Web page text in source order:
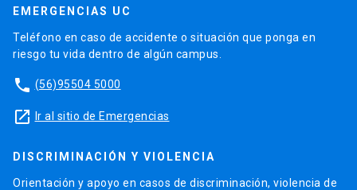
EMERGENCIAS UC
Teléfono en caso de accidente o situación que ponga en
riesgo tu vida dentro de algún campus.
phone (56)95504 5000
launch Ir al sitio de Emergencias
DISCRIMINACIÓN Y VIOLENCIA
Orientación y apoyo en casos de discriminación, violencia de